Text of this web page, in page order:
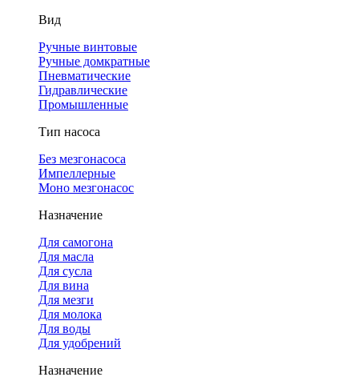
Вид
Ручные винтовые
Ручные домкратные
Пневматические
Гидравлические
Промышленные
Тип насоса
Без мезгонасоса
Импеллерные
Моно мезгонасос
Назначение
Для самогона
Для масла
Для сусла
Для вина
Для мезги
Для молока
Для воды
Для удобрений
Назначение